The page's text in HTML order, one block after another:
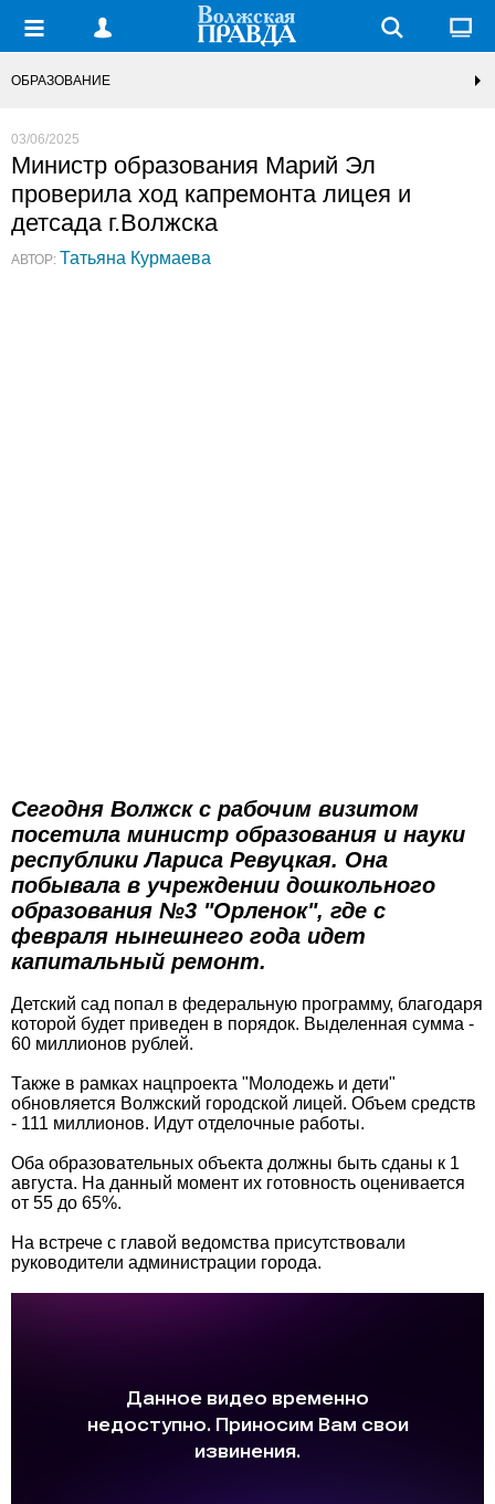
ОБРАЗОВАНИЕ
03/06/2025
Министр образования Марий Эл
проверила ход капремонта лицея и
детсада г.Волжска
АВТОР: Татьяна Курмаева
Сегодня Волжск с рабочим визитом
посетила министр образования и науки
республики Лариса Ревуцкая. Она
побывала в учреждении дошкольного
образования №3 "Орленок", где с
февраля нынешнего года идет
капитальный ремонт.
Детский сад попал в федеральную программу, благодаря
которой будет приведен в порядок. Выделенная сумма -
60 миллионов рублей.
Также в рамках нацпроекта "Молодежь и дети"
обновляется Волжский городской лицей. Объем средств
- 111 миллионов. Идут отделочные работы.
Оба образовательных объекта должны быть сданы к 1
августа. На данный момент их готовность оценивается
от 55 до 65%.
На встрече с главой ведомства присутствовали
руководители администрации города.